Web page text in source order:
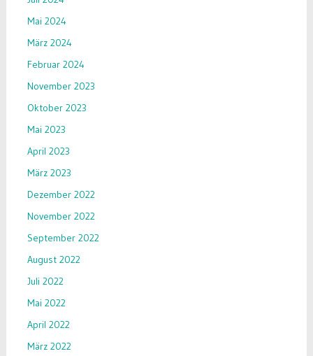
Mai 2024
März 2024
Februar 2024
November 2023
Oktober 2023
Mai 2023
April 2023
März 2023
Dezember 2022
November 2022
September 2022
August 2022
Juli 2022
Mai 2022
April 2022
März 2022